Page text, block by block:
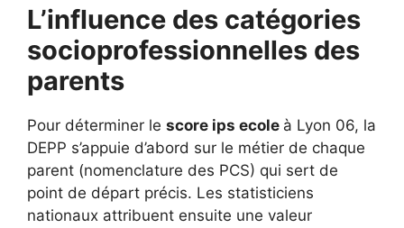
L’influence des catégories
socioprofessionnelles des
parents
Pour déterminer le score ips ecole à Lyon 06, la
DEPP s’appuie d’abord sur le métier de chaque
parent (nomenclature des PCS) qui sert de
point de départ précis. Les statisticiens
nationaux attribuent ensuite une valeur